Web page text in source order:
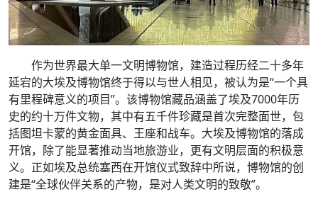
作为世界最大单一文明博物馆，建造过程历经二十多年
延宕的大埃及博物馆终于得以与世人相见，被认为是“一个具
有里程碑意义的项目”。该博物馆藏品涵盖了埃及7000年历
史的约十万件文物，其中有五千件珍藏是首次完整面世，包
括图坦卡蒙的黄金面具、王座和战车。大埃及博物馆的落成
开馆，除了能显著推动当地旅游业，更有文明层面的积极意
义。正如埃及总统塞西在开馆仪式致辞中所说，博物馆的创
建是“全球伙伴关系的产物，是对人类文明的致敬”。